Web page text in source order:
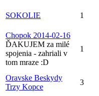
SOKOLIE 1
Chopok 2014-02-16
ĎAKUJEM za milé
spojenia - zahriali v
tom mraze :D
1
Oravske Beskydy
Trzy Kopce
3